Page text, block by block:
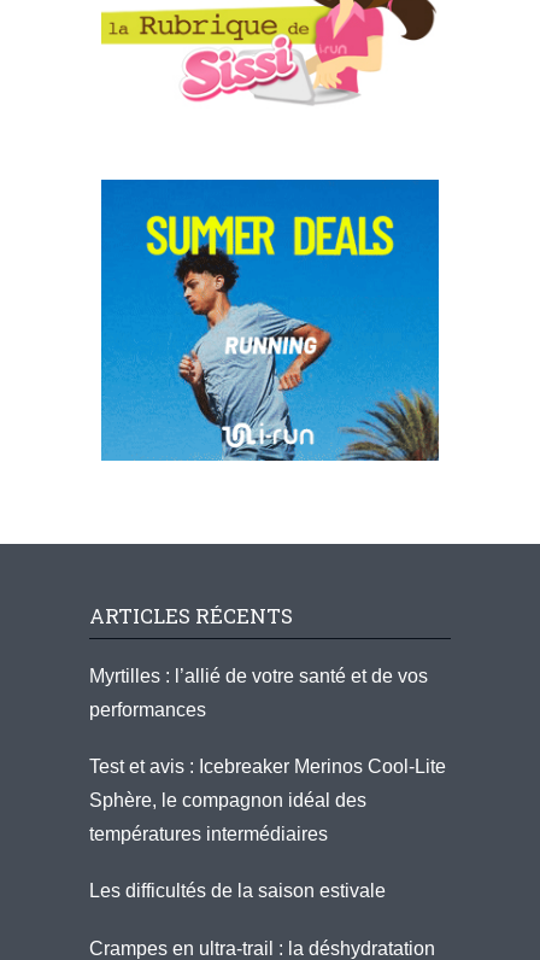
ARTICLES RÉCENTS
Myrtilles : l’allié de votre santé et de vos
performances
Test et avis : Icebreaker Merinos Cool-Lite
Sphère, le compagnon idéal des
températures intermédiaires
Les difficultés de la saison estivale
Crampes en ultra-trail : la déshydratation